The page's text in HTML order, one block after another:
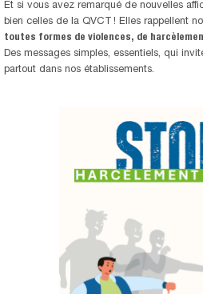
Et si vous avez remarqué de nouvelles
bien celles de la QVCT ! Elles rappellent
toutes formes de violences, de
Des messages simples, essentiels, qui
partout dans nos établissements.